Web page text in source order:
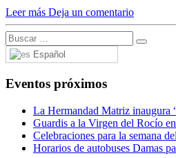
Leer más Deja un comentario
Español
Eventos próximos
La Hermandad Matriz inaugura
Guardis a la Virgen del Rocío
Celebraciones para la semana
Horarios de autobuses Damas